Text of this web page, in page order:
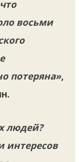
восьми
потеряна»,
людей?
интересов